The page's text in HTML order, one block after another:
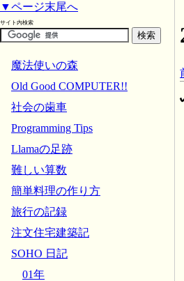
▼ページ末尾へ
サイト内検索
魔法使いの森
Old Good COMPUTER!!
社会の歯車
Programming Tips
Llamaの足跡
難しい算数
簡単料理の作り方
旅行の記録
注文住宅建築記
SOHO 日記
01年